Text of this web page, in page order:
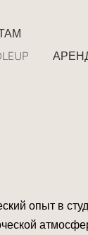
опыт в